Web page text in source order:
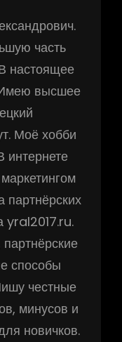
часть
настоящее
высшее
Моё хобби
интернете
партнёрских
yral2017.ru.
способы
честные
минусов и
новичков.